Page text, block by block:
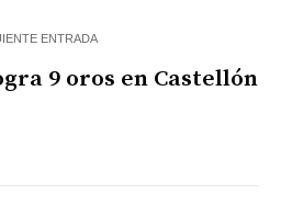
ENTRADA
9 oros en Castellón